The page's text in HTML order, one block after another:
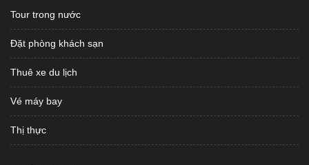
Tour trong nước
Đặt phòng khách sạn
Thuê xe du lịch
Vé máy bay
Thị thực